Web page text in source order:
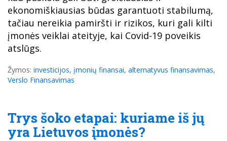
ekonomiškiausias būdas garantuoti stabilumą,
tačiau nereikia pamiršti ir rizikos, kuri gali kilti
įmonės veiklai ateityje, kai Covid-19 poveikis
atslūgs.
Žymos: investicijos, įmonių finansai, alternatyvus finansavimas,
Verslo Finansavimas
Trys šoko etapai: kuriame iš jų
yra Lietuvos įmonės?